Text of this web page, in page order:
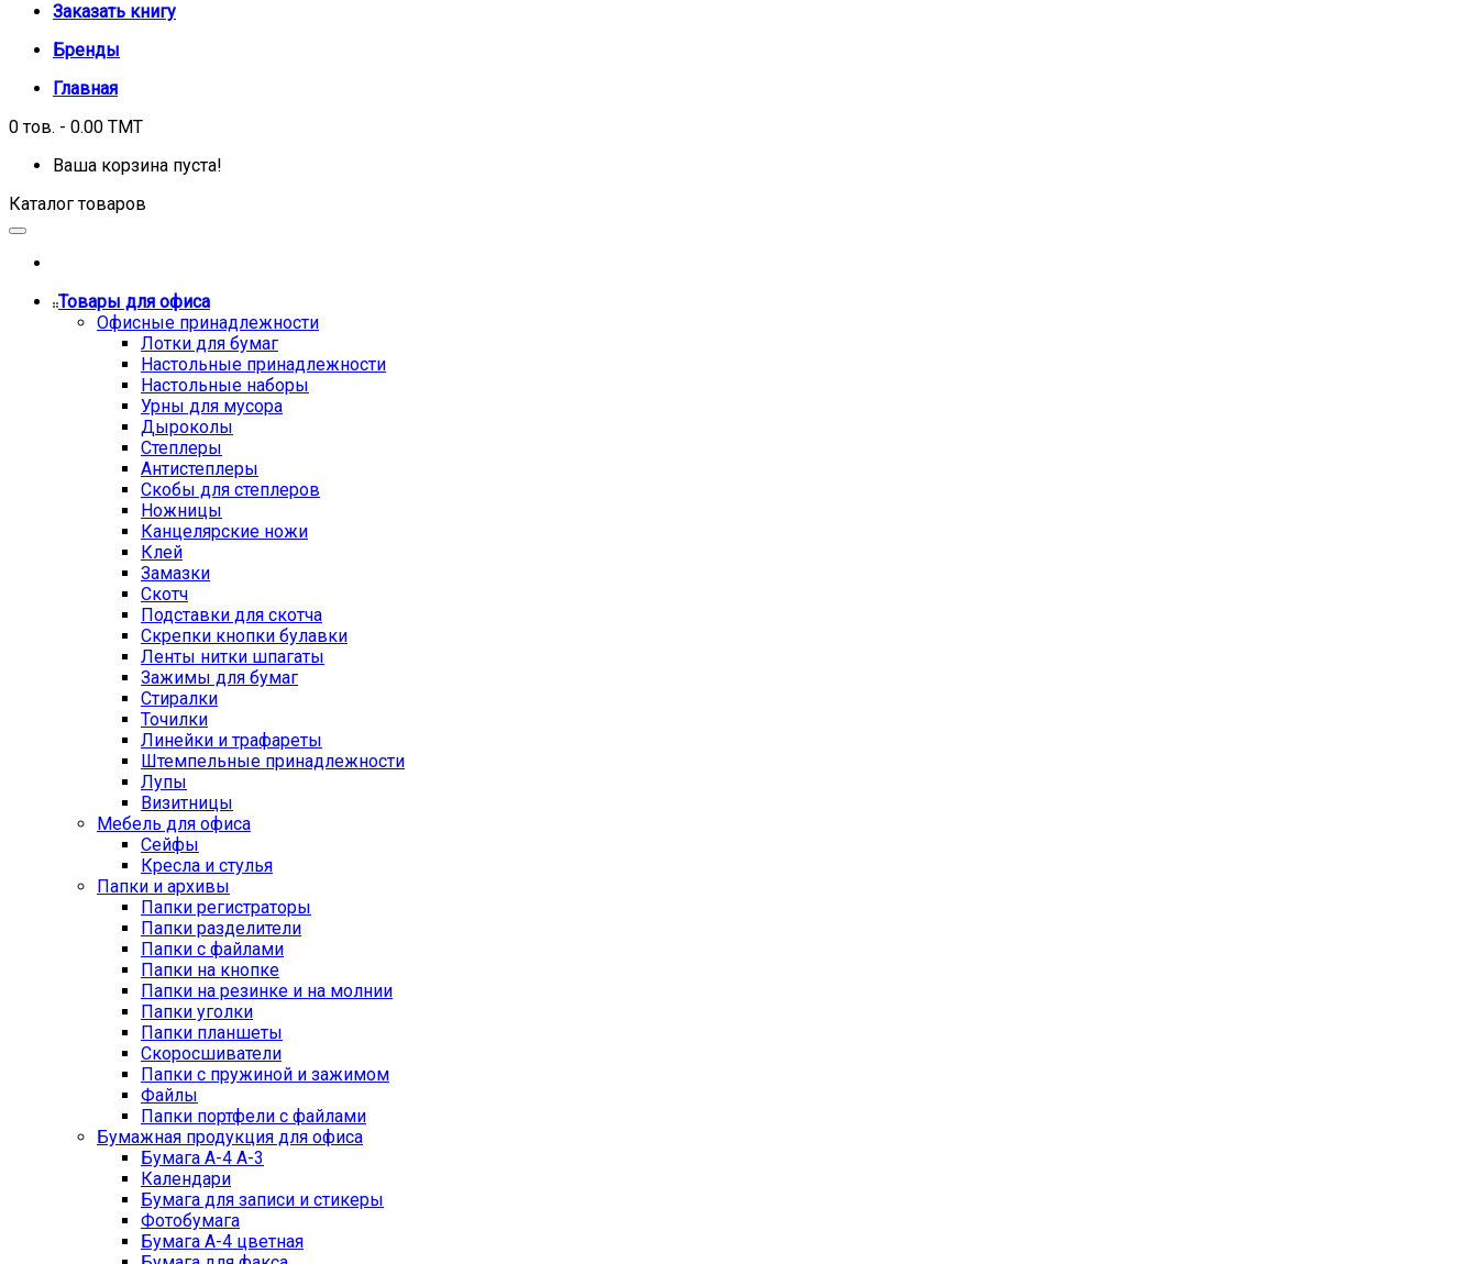
Заказать книгу
Бренды
Главная
0 тов. - 0.00 TMT
Ваша корзина пуста!
Каталог товаров
Товары для офиса
Офисные принадлежности
Лотки для бумаг
Настольные принадлежности
Настольные наборы
Урны для мусора
Дыроколы
Степлеры
Антистеплеры
Скобы для степлеров
Ножницы
Канцелярские ножи
Клей
Замазки
Скотч
Подставки для скотча
Скрепки кнопки булавки
Ленты нитки шпагаты
Зажимы для бумаг
Стиралки
Точилки
Линейки и трафареты
Штемпельные принадлежности
Лупы
Визитницы
Мебель для офиса
Сейфы
Кресла и стулья
Папки и архивы
Папки регистраторы
Папки разделители
Папки с файлами
Папки на кнопке
Папки на резинке и на молнии
Папки уголки
Папки планшеты
Скоросшиватели
Папки с пружиной и зажимом
Файлы
Папки портфели с файлами
Бумажная продукция для офиса
Бумага А-4 А-3
Календари
Бумага для записи и стикеры
Фотобумага
Бумага А-4 цветная